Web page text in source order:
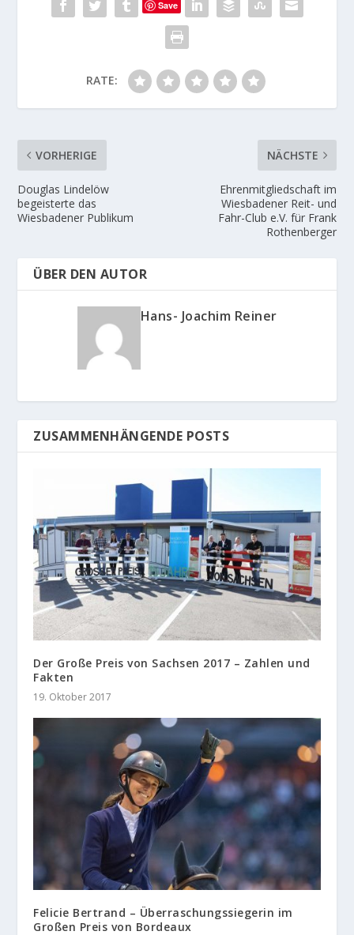
Save
RATE:
VORHERIGE
Douglas Lindelöw
begeisterte das
Wiesbadener Publikum
NÄCHSTE
Ehrenmitgliedschaft im
Wiesbadener Reit- und
Fahr-Club e.V. für Frank
Rothenberger
ÜBER DEN AUTOR
Hans- Joachim Reiner
ZUSAMMENHÄNGENDE POSTS
Der Große Preis von Sachsen 2017 – Zahlen und
Fakten
19. Oktober 2017
Felicie Bertrand – Überraschungssiegerin im
Großen Preis von Bordeaux